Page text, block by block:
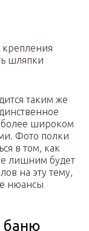
шляпки
таким же
более широком
Фото полки
в том, как
лишним будет
на эту тему,
нюансы
баню